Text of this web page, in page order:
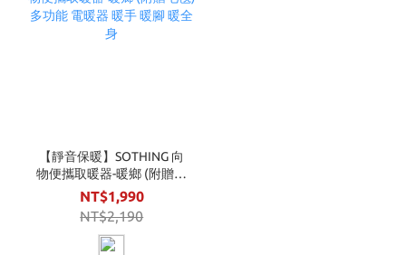
【靜音保暖】SOTHING 向
物便攜取暖器-暖鄉 (附贈毛
毯) 多功能 電暖器 暖手 暖
腳 暖全身
NT$1,990
NT$2,190